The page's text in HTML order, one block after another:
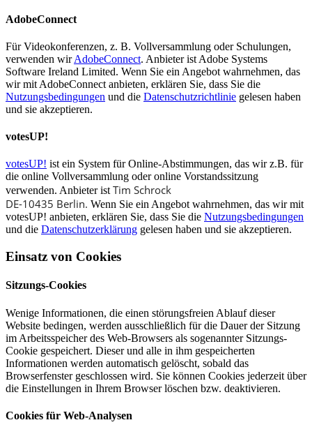
AdobeConnect
Für Videokonferenzen, z. B. Vollversammlung oder Schulungen,
verwenden wirAdobeConnect. Anbieter ist Adobe Systems
Software Ireland Limited. Wenn Sie ein Angebot wahrnehmen, das
wir mit AdobeConnect anbieten, erklären Sie, dass Sie die
Nutzungsbedingungen und die Datenschutzrichtlinie gelesen haben
und sie akzeptieren.
votesUP!
votesUP! ist ein System für Online-Abstimmungen, das wir z.B. für
die online Vollversammlung oder online Vorstandssitzung
verwenden. Anbieter ist Tim Schrock
DE-10435 Berlin. Wenn Sie ein Angebot wahrnehmen, das wir mit
votesUP! anbieten, erklären Sie, dass Sie die Nutzungsbedingungen
und die Datenschutzerklärung gelesen haben und sie akzeptieren.
Einsatz von Cookies
Sitzungs-Cookies
Wenige Informationen, die einen störungsfreien Ablauf dieser
Website bedingen, werden ausschließlich für die Dauer der Sitzung
im Arbeitsspeicher des Web-Browsers als sogenannter Sitzungs-
Cookie gespeichert. Dieser und alle in ihm gespeicherten
Informationen werden automatisch gelöscht, sobald das
Browserfenster geschlossen wird. Sie können Cookies jederzeit über
die Einstellungen in Ihrem Browser löschen bzw. deaktivieren.
Cookies für Web-Analysen